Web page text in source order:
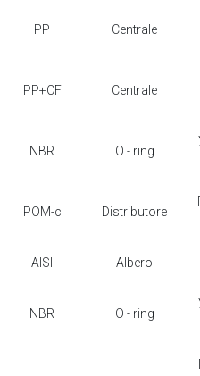
PP Centrale
PP+CF Centrale
NBR O - ring
POM-c Distributore
AISI Albero
NBR O - ring